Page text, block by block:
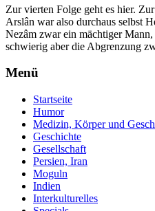
Zur vierten Folge geht es hier.
Arslân war also durchaus selbst
Nezâm zwar ein mächtiger
schwierig aber die Abgrenzung
Menü
Startseite
Humor
Medizin, Körper und
Geschichte
Gesellschaft
Persien, Iran
Moguln
Indien
Interkulturelles